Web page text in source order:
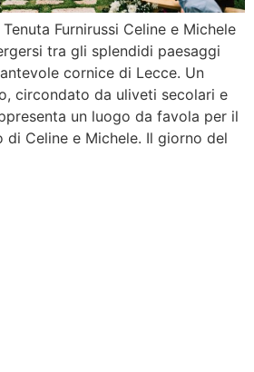
Furnirussi Celine e Michele
tra gli splendidi paesaggi
cornice di Lecce. Un
circondato da uliveti secolari e
un luogo da favola per il
di Celine e Michele. Il giorno del